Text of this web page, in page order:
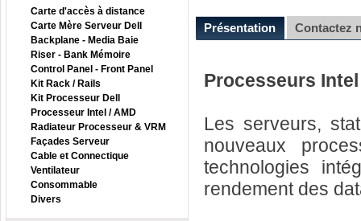
Carte d'accès à distance
Carte Mère Serveur Dell
Backplane - Media Baie
Riser - Bank Mémoire
Control Panel - Front Panel
Kit Rack / Rails
Kit Processeur Dell
Processeur Intel / AMD
Radiateur Processeur & VRM
Façades Serveur
Cable et Connectique
Ventilateur
Consommable
Divers
Présentation Contactez
Processeurs
Les serveurs,
nouveaux
technologies
rendement des